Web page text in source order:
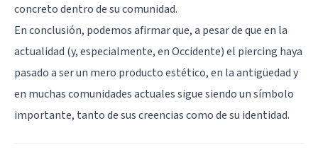
concreto dentro de su comunidad.
En conclusión, podemos afirmar que, a pesar de que en la
actualidad (y, especialmente, en Occidente) el piercing haya
pasado a ser un mero producto estético, en la antigüedad y
en muchas comunidades actuales sigue siendo un símbolo
importante, tanto de sus creencias como de su identidad.